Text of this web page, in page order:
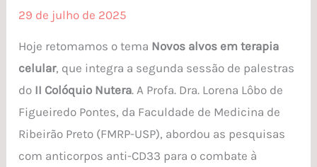
29 de julho de 2025
Hoje retomamos o tema Novos alvos em terapia
celular, que integra a segunda sessão de palestras
do II Colóquio Nutera. A Profa. Dra. Lorena Lôbo de
Figueiredo Pontes, da Faculdade de Medicina de
Ribeirão Preto (FMRP-USP), abordou as pesquisas
com anticorpos anti-CD33 para o combate à